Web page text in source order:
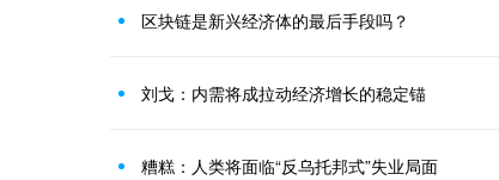
区块链是新兴经济体的最后手段吗？
刘戈：内需将成拉动经济增长的稳定锚
糟糕：人类将面临“反乌托邦式”失业局面